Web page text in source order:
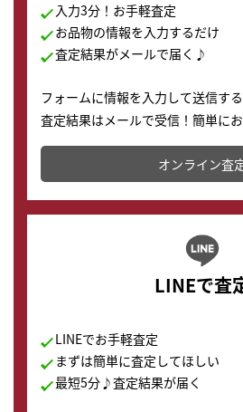
入力3分！お手軽査定
お品物の情報を入力するだけ
査定結果がメールで届く♪
フォームに情報を入力して送信する
査定結果はメールで受信！簡単に
かります。
オンライン査
LINEで査
LINEでお手軽査定
まずは簡単に査定してほしい
最短5分♪査定結果が届く